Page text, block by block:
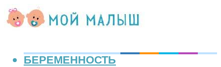
БЕРЕМЕННОСТЬ